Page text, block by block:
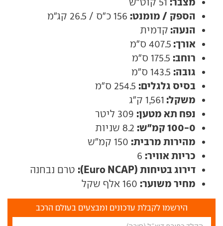
הספק / מומנט:
הנעה: קדמית
אורך: 407.5 ס"מ
רוחב:
גובה:
בסיס גלגלים:
משקל: 1,561 ק"ג
נפח תא מטען:
100-0 קמ"ש:
מהירות מרבית:
כריות אוויר:
דירוג בטיחות (Euro NCAP): טרם נבחנה
מחיר משוער:
הירשמו לקבלת עדכונים ומבצעים בעולם הרכב